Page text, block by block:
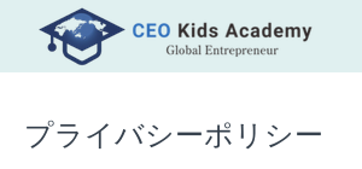
プライバシーポリシー